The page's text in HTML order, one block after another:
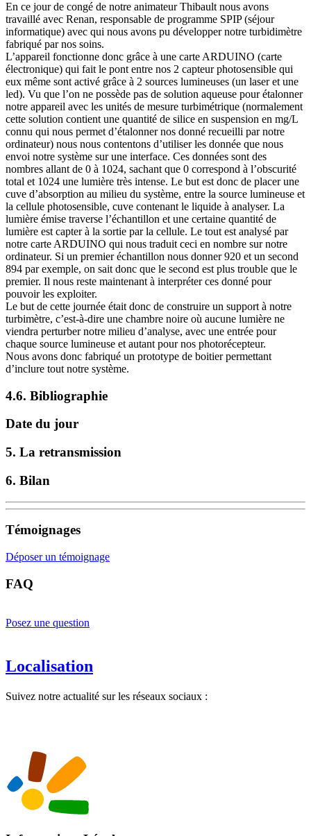
En ce jour de congé de notre animateur Thibault nous avons
travaillé avec Renan, responsable de programme SPIP (séjour
informatique) avec qui nous avons pu développer notre turbidimètre
fabriqué par nos soins.
L’appareil fonctionne donc grâce à une carte ARDUINO (carte
électronique) qui fait le pont entre nos 2 capteur photosensible qui
eux même sont activé grâce à 2 sources lumineuses (un laser et une
led). Vu que l’on ne possède pas de solution aqueuse pour étalonner
notre appareil avec les unités de mesure turbimétrique (normalement
cette solution contient une quantité de silice en suspension en mg/L
connu qui nous permet d’étalonner nos donné recueilli par notre
ordinateur) nous nous contentons d’utiliser les donnée que nous
envoi notre système sur une interface. Ces données sont des
nombres allant de 0 à 1024, sachant que 0 correspond à l’obscurité
total et 1024 une lumière très intense. Le but est donc de placer une
cuve d’absorption au milieu du système, entre la source lumineuse et
la cellule photosensible, cuve contenant le liquide à analyser. La
lumière émise traverse l’échantillon et une certaine quantité de
lumière est capter à la sortie par la cellule. Le tout est analysé par
notre carte ARDUINO qui nous traduit ceci en nombre sur notre
ordinateur. Si un premier échantillon nous donner 920 et un second
894 par exemple, on sait donc que le second est plus trouble que le
premier. Il nous reste maintenant à interpréter ces donné pour
pouvoir les exploiter.
Le but de cette journée était donc de construire un support à notre
turbimètre, c’est-à-dire une chambre noire où aucune lumière ne
viendra perturber notre milieu d’analyse, avec une entrée pour
chaque source lumineuse et autant pour nos photorécepteur.
Nous avons donc fabriqué un prototype de boitier permettant
d’inclure tout notre système.
4.6. Bibliographie
Date du jour
5. La retransmission
6. Bilan
Témoignages
Déposer un témoignage
FAQ
Posez une question
Localisation
Suivez notre actualité sur les réseaux sociaux :